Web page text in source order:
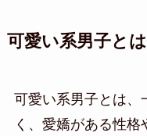
可愛い系男子と
可愛い系男子とは、
く、愛嬌がある性